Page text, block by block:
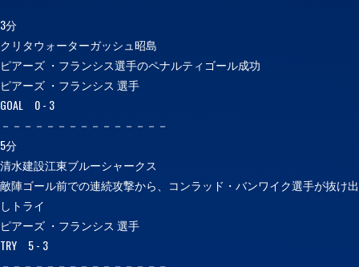
3分
クリタウォーターガッシュ昭島
ピアーズ ・フランシス選手のペナルティゴール成功
ピアーズ ・フランシス 選手
GOAL 0 - 3
－－－－－－－－－－－－－－－
5分
清水建設江東ブルーシャークス
敵陣ゴール前での連続攻撃から、コンラッド・バンワイク選手が抜け出
しトライ
ピアーズ ・フランシス 選手
TRY 5 - 3